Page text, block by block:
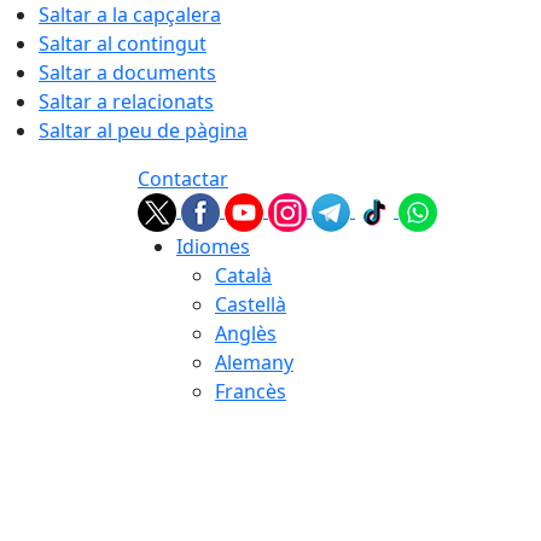
Saltar a la capçalera
Saltar al contingut
Saltar a documents
Saltar a relacionats
Saltar al peu de pàgina
Contactar
Idiomes
Català
Castellà
Anglès
Alemany
Francès